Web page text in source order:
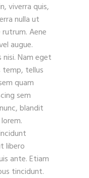
viverra quis,
nulla ut
Aene
augue.
Nam eget
temp, tellus
quam
sem
blandit
libero
ante. Etiam
tincidunt.